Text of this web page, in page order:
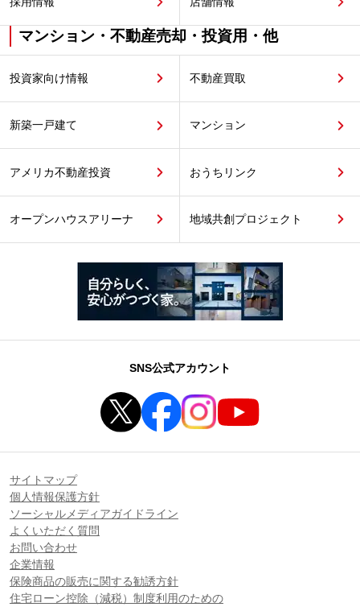
マンション・不動産売却・投資用・他
投資家向け情報 不動産買取
新築一戸建て マンション
アメリカ不動産投資 おうちリンク
オープンハウスアリーナ 地域共創プロジェクト
SNS公式アカウント
サイトマップ
個人情報保護方針
ソーシャルメディアガイドライン
よくいただく質問
お問い合わせ
企業情報
保険商品の販売に関する勧誘方針
住宅ローン控除（減税）制度利用のための